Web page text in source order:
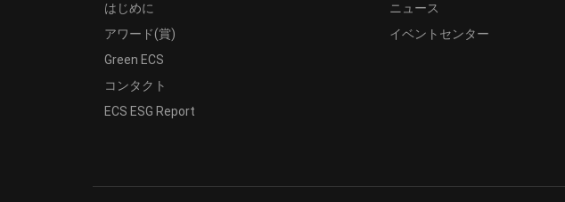
はじめに
アワード(賞)
Green ECS
コンタクト
ECS ESG Report
ニュース
イベントセンター